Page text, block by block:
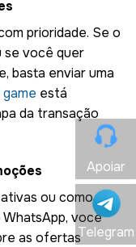
prioridade. Se o
se você quer
basta enviar uma
está
da transação
ou como
você
as ofertas
Apoiar
Telegram